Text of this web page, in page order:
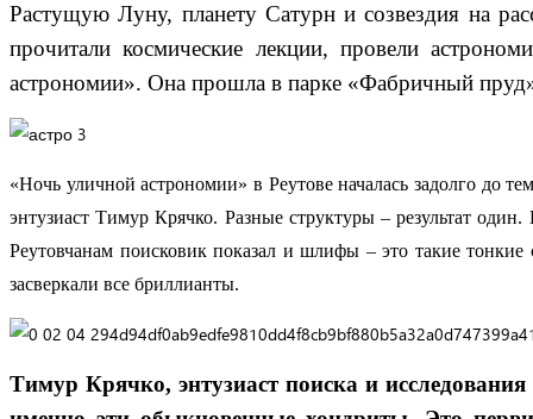
Растущую Луну, планету Сатурн и созвездия на
прочитали космические лекции, провели
астрономии». Она прошла в парке «Фабричный
«Ночь уличной астрономии» в Реутове началась задолго до
энтузиаст Тимур Крячко. Разные структуры – результат
Реутовчанам поисковик показал и шлифы – это такие
засверкали все бриллианты.
Тимур Крячко, энтузиаст поиска и